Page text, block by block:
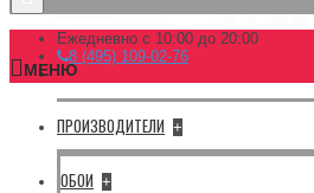
Ежедневно с 10:00 до 20:00
8 (495) 109-02-76
МЕНЮ
ПРОИЗВОДИТЕЛИ +
ОБОИ +